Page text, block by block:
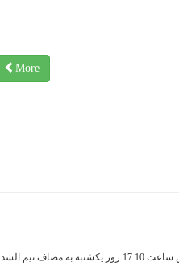
More
در مرحله یک هشتم نهایی لیگ قهرمانان آسیا تیم پرسپولیس ساعت 17:10 روز یکشنبه به مصاف تیم السد